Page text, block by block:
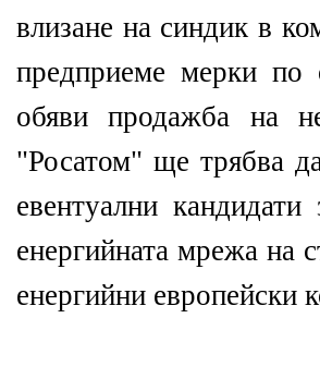
влизане на синдик в
предприеме мерки по
обяви продажба на
"Росатом" ще трябва
евентуални
енергийната мрежа на
енергийни европейски